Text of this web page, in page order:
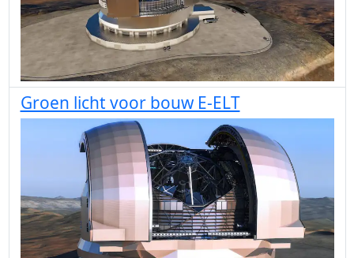
Groen licht voor bouw E-ELT